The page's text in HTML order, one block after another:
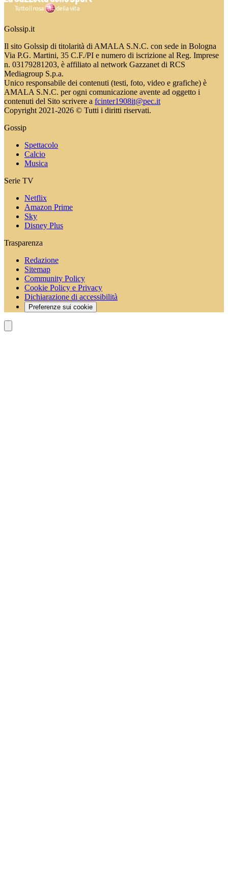
Golssip.it
Il sito Golssip di titolarità di AMALA S.N.C. con sede in Bologna
Via P.G. Martini, 35 C.F./PI e numero di iscrizione al Reg. Imprese
n. 03179281203, è affiliato al network Gazzanet di RCS
Mediagroup S.p.a.
Unico responsabile dei contenuti (testi, foto, video e grafiche) è
AMALA S.N.C. per ogni comunicazione avente ad oggetto i
contenuti del Sito scrivere a fcinter1908it@pec.it
Copyright 2021-2026 © Tutti i diritti riservati.
Gossip
Spettacolo
Calcio
Musica
Serie TV
Netflix
Amazon Prime
Sky
Disney Plus
Trasparenza
Redazione
Sitemap
Community Policy
Cookie Policy e Privacy
Dichiarazione di accessibilità
Preferenze sui cookie